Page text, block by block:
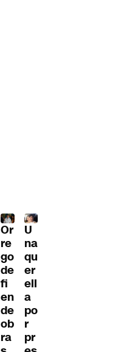
Or
re
go
de
fi
en
de
ob
ra
U
na
qu
er
ell
a
po
r
pr